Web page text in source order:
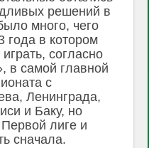
решений в
много, чего
года в котором
согласно
в самой главной
с
Ленинграда,
и Баку, но
лиге и
сначала.